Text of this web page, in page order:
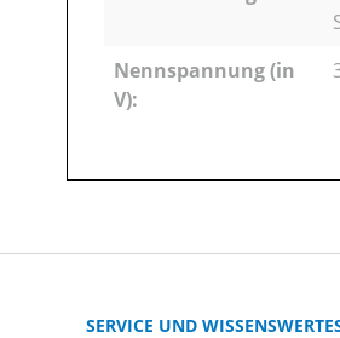
Nennspannung (in
V):
SERVICE UND